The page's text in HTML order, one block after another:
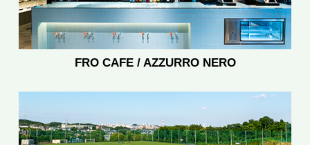
FRO CAFE / AZZURRO NERO